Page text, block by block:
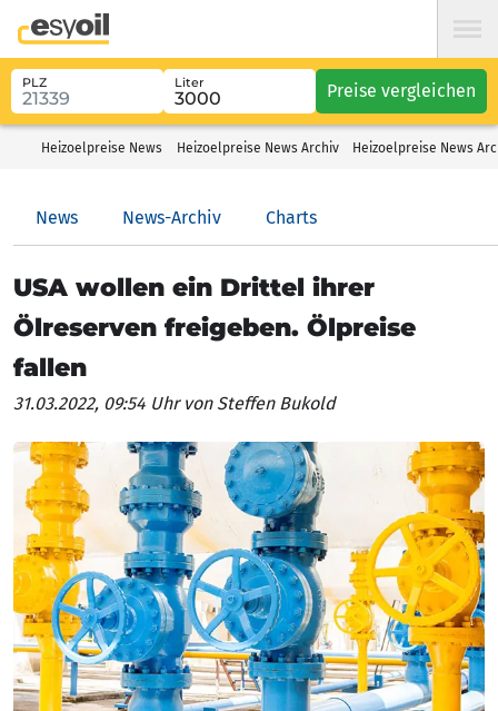
PLZ Liter Preise vergleichen
Heizoelpreise News Heizoelpreise News Archiv Heizoelpreise News
News News-Archiv Charts
USA wollen ein Drittel ihrer
Ölreserven freigeben. Ölpreise
fallen
31.03.2022, 09:54 Uhrvon Steffen Bukold